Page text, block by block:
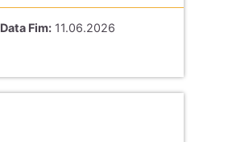
Data Fim:11.06.2026